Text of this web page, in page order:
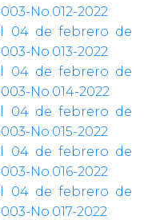
No.012-2022
04 de febrero de
No.013-2022
04 de febrero de
No.014-2022
04 de febrero de
No.015-2022
04 de febrero de
No.016-2022
04 de febrero de
No.017-2022